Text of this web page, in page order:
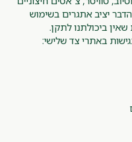
יציב אתגרים בשימוש
ביכולתנו לתקן.
באתרי צד שלישי: